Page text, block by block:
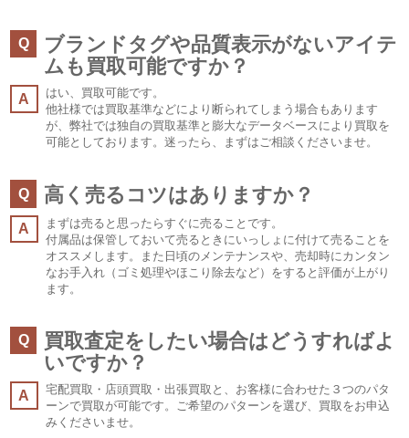
Q
ブランドタグや品質表示がないアイテ
ムも買取可能ですか？
A
はい、買取可能です。
他社様では買取基準などにより断られてしまう場合もあります
が、弊社では独自の買取基準と膨大なデータベースにより買取を
可能としております。迷ったら、まずはご相談くださいませ。
Q 高く売るコツはありますか？
A
まずは売ると思ったらすぐに売ることです。
付属品は保管しておいて売るときにいっしょに付けて売ることを
オススメします。また日頃のメンテナンスや、売却時にカンタン
なお手入れ（ゴミ処理やほこり除去など）をすると評価が上がり
ます。
Q
買取査定をしたい場合はどうすればよ
いですか？
A
宅配買取・店頭買取・出張買取と、お客様に合わせた３つのパタ
ーンで買取が可能です。ご希望のパターンを選び、買取をお申込
みくださいませ。